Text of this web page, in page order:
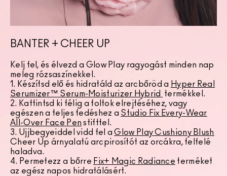
BANTER + CHEER UP
Kelj fel, és élvezd a Glow Play ragyogást minden nap
meleg rózsaszínekkel.
1. Készítsd elő és hidratáld az arcbőröd a Hyper Real
Serumizer™ Serum-Moisturizer Hybrid
termékkel.
2. Kattintsd ki félig a foltok elrejtéséhez, vagy
egészen a teljes fedéshez a Studio Fix Every-Wear
All-Over Face Pen stifttel.
3. Ujjbegyeiddel vidd fel aGlow Play Cushiony Blush
Cheer Up árnyalatú arcpirosítót az orcákra, felfelé
haladva.
4. Permetezz a bőrre Fix+ Magic Radiance terméket
az egész napos hidratálásért.